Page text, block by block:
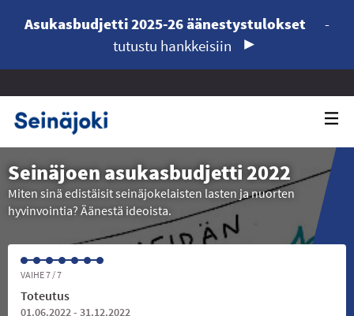
Asukasbudjetti 2025-26 äänestystulokset
-
tutustu hankkeisiin
Seinäjoen asukasbudjetti 2022
Miten sinä edistäisit seinäjokelaisten lasten ja nuorten
hyvinvointia? Äänestä ideoista.
VAIHE 7 / 7
Toteutus
01.06.2022 - 31.12.2022